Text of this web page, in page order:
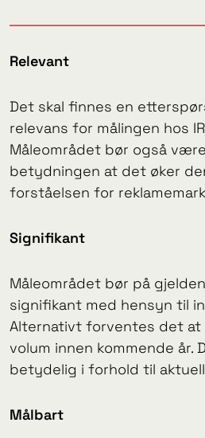
Relevant
Det skal finnes en
relevans for målingen hos
Måleområdet bør også
betydningen at det øker
forståelsen for
Signifikant
Måleområdet bør på
signifikant med hensyn til
Alternativt forventes det
volum innen kommende år.
betydelig i forhold til
Målbart